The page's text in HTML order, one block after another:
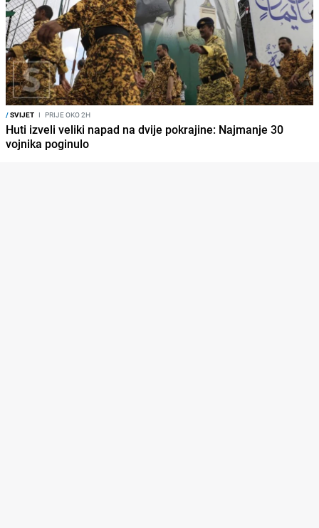
/SVIJET I PRIJE OKO 2H
Huti izveli veliki napad na dvije pokrajine: Najmanje 30
vojnika poginulo